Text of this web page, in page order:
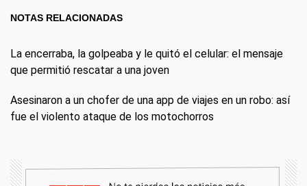
NOTAS RELACIONADAS
La encerraba, la golpeaba y le quitó el celular: el mensaje
que permitió rescatar a una joven
Asesinaron a un chofer de una app de viajes en un robo: así
fue el violento ataque de los motochorros